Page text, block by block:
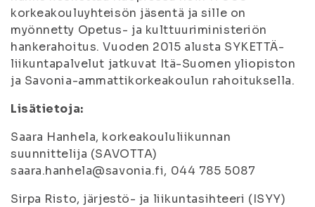
korkeakouluyhteisön jäsentä ja sille on
myönnetty Opetus- ja kulttuuriministeriön
hankerahoitus. Vuoden 2015 alusta SYKETTÄ-
liikuntapalvelut jatkuvat Itä-Suomen yliopiston
ja Savonia-ammattikorkeakoulun rahoituksella.
Lisätietoja:
Saara Hanhela, korkeakoululiikunnan
suunnittelija (SAVOTTA)
saara.hanhela@savonia.fi, 044 785 5087
Sirpa Risto, järjestö- ja liikuntasihteeri (ISYY)